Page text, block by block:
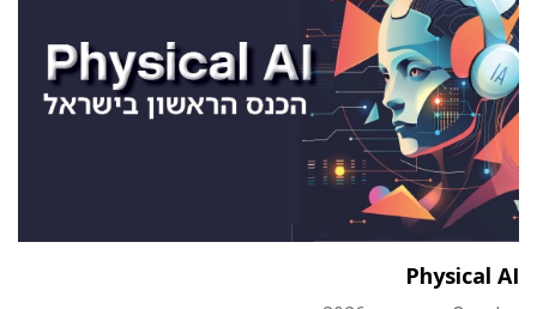
Physical AI